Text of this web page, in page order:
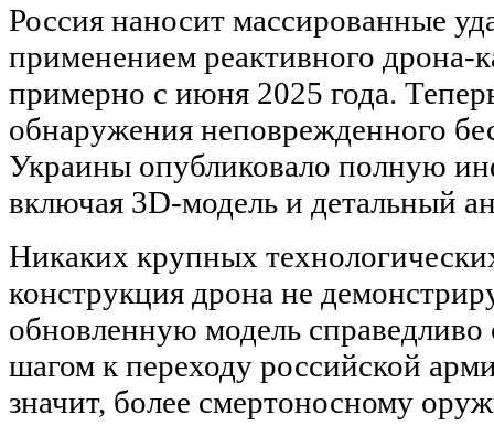
Россия наносит массированные
применением реактивного дрона-
примерно с июня 2025 года.
обнаружения неповрежденного
Украины опубликовало полную
включая 3D-модель и детальный
Никаких крупных
конструкция дрона не
обновленную модель
шагом к переходу российской
значит, более смертоносному